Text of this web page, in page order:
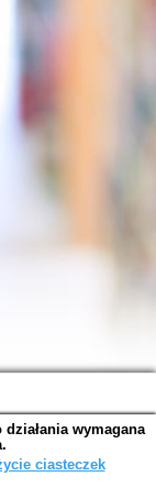
wymagana
ciasteczek